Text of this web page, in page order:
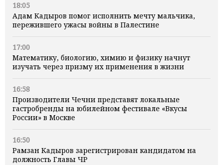
18:05
Адам Кадыров помог исполнить мечту мальчика,
пережившего ужасы войны в Палестине
17:00
Математику, биологию, химию и физику начнут
изучать через призму их применения в жизни
16:58
Производители Чечни представят локальные
гастробренды на юбилейном фестивале «Вкусы
России» в Москве
16:50
Рамзан Кадыров зарегистрирован кандидатом на
должность Главы ЧР